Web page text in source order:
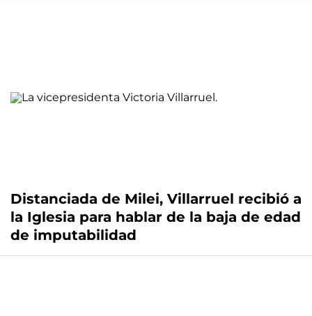
Distanciada de Milei, Villarruel recibió a
la Iglesia para hablar de la baja de edad
de imputabilidad